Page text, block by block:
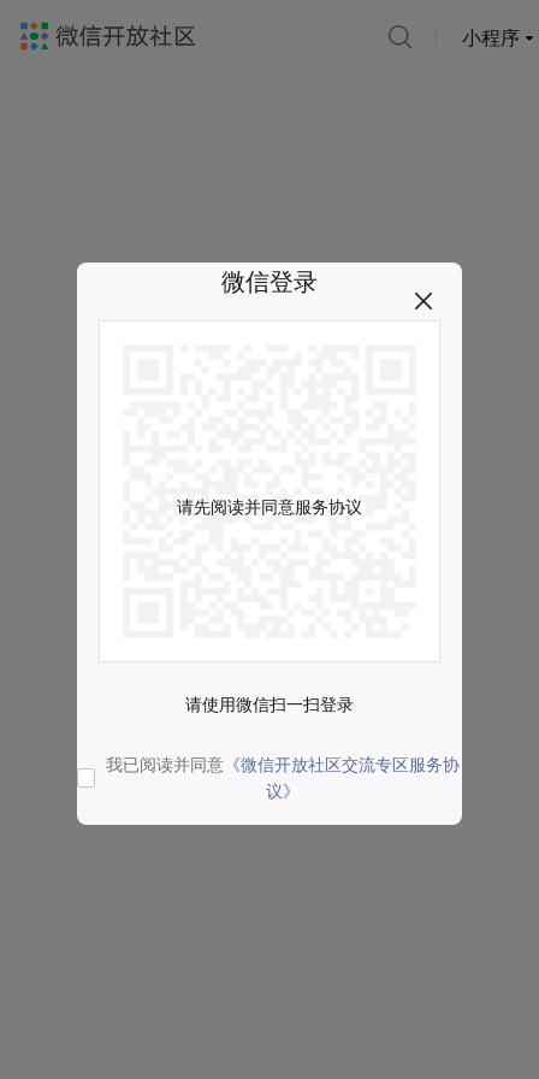
小程序
微信登录
请先阅读并同意服务协议
请使用微信扫一扫登录
我已阅读并同意 《微信开放社区交流专区服务协
议》